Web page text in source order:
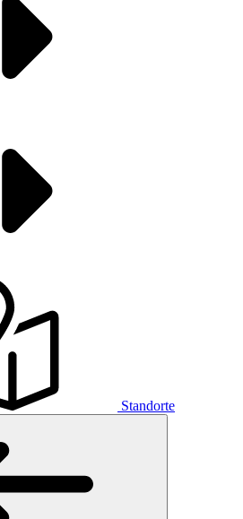
Standorte